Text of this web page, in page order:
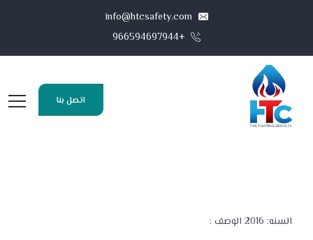
+966594697944
اتصل بنا
السنه: 2016 الوصف :